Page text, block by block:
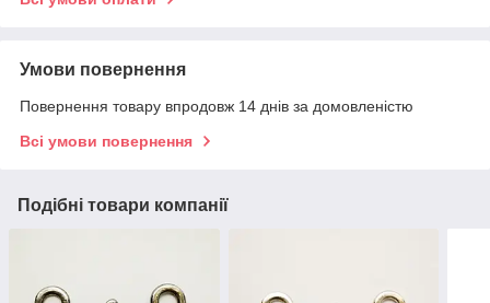
Умови повернення
Повернення товару впродовж 14 днів за домовленістю
Всі умови повернення
Подібні товари компанії